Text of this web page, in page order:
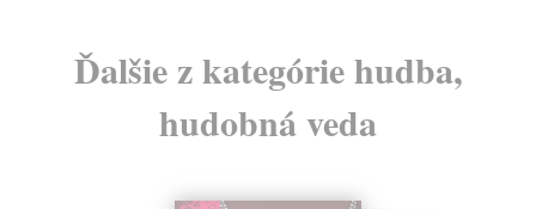
Ďalšie z kategórie hudba,
hudobná veda